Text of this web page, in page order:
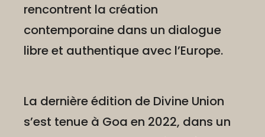
rencontrent la création
contemporaine dans un dialogue
libre et authentique avec l’Europe.
La dernière édition de Divine Union
s’est tenue à Goa en 2022, dans un